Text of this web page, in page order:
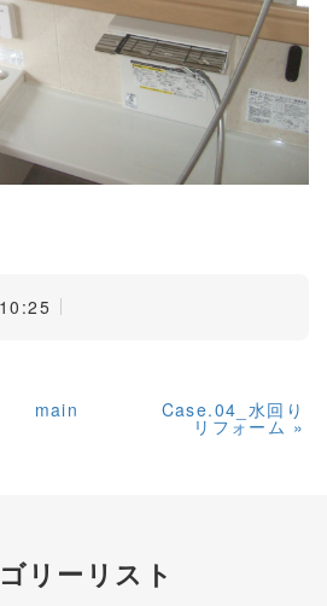
10:25
main Case.04_水回り
リフォーム »
リーリスト